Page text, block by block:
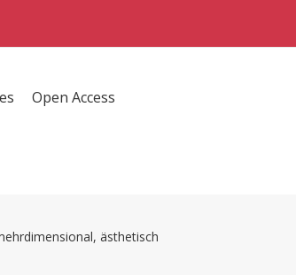
Open Access
ästhetisch